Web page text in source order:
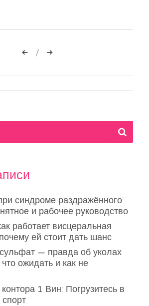
синдроме раздражённого
и рабочее руководство
работает висцеральная
ей стоит дать шанс
— правда об уколах
ожидать и как не
1 Вин: Погрузитесь в